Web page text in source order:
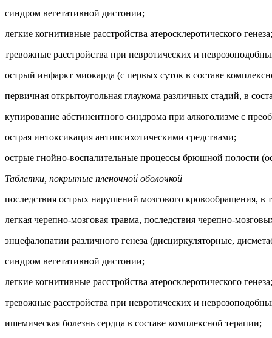
синдром вегетативной дистонии;
легкие когнитивные расстройства атеросклеротического генеза;
тревожные расстройства при невротических и
острый инфаркт миокарда (с первых суток в составе
первичная открытоугольная глаукома различных стадий, в
купирование абстинентного синдрома при алкоголизме с
острая интоксикация антипсихотическими средствами;
острые гнойно-воспалительные процессы брюшной полости
Таблетки, покрытые пленочной оболочкой
последствия острых нарушений мозгового кровообращения, в
легкая черепно-мозговая травма, последствия черепно-
энцефалопатии различного генеза (дисциркуляторные,
синдром вегетативной дистонии;
легкие когнитивные расстройства атеросклеротического генеза;
тревожные расстройства при невротических и
ишемическая болезнь сердца в составе комплексной терапии;